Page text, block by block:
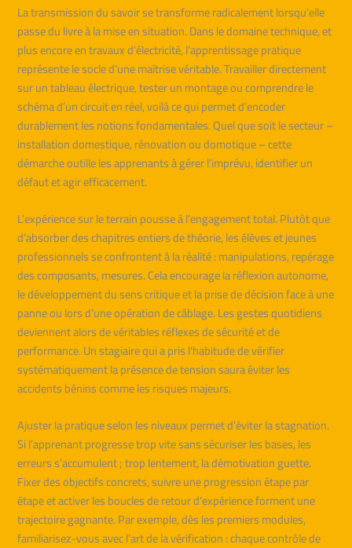
La transmission du savoir se transforme radicalement lorsqu’elle
passe du livre à la mise en situation. Dans le domaine technique, et
plus encore en travaux d’électricité, l’apprentissage pratique
représente le socle d’une maîtrise véritable. Travailler directement
sur un tableau électrique, tester un montage ou comprendre le
schéma d’un circuit en réel, voilà ce qui permet d’encoder
durablement les notions fondamentales. Quel que soit le secteur –
installation domestique, rénovation ou domotique – cette
démarche outille les apprenants à gérer l’imprévu, identifier un
défaut et agir efficacement.
L’expérience sur le terrain pousse à l’engagement total. Plutôt que
d’absorber des chapitres entiers de théorie, les élèves et jeunes
professionnels se confrontent à la réalité : manipulations, repérage
des composants, mesures. Cela encourage la réflexion autonome,
le développement du sens critique et la prise de décision face à une
panne ou lors d’une opération de câblage. Les gestes quotidiens
deviennent alors de véritables réflexes de sécurité et de
performance. Un stagiaire qui a pris l’habitude de vérifier
systématiquement la présence de tension saura éviter les
accidents bénins comme les risques majeurs.
Ajuster la pratique selon les niveaux permet d’éviter la stagnation.
Si l’apprenant progresse trop vite sans sécuriser les bases, les
erreurs s’accumulent ; trop lentement, la démotivation guette.
Fixer des objectifs concrets, suivre une progression étape par
étape et activer les boucles de retour d’expérience forment une
trajectoire gagnante. Par exemple, dès les premiers modules,
familiarisez-vous avec l’art de la vérification : chaque contrôle de